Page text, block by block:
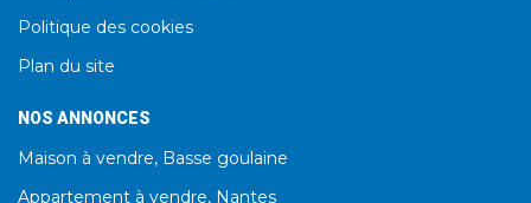
Politique des cookies
Plan du site
NOS ANNONCES
Maison à vendre, Basse goulaine
Appartement à vendre, Nantes